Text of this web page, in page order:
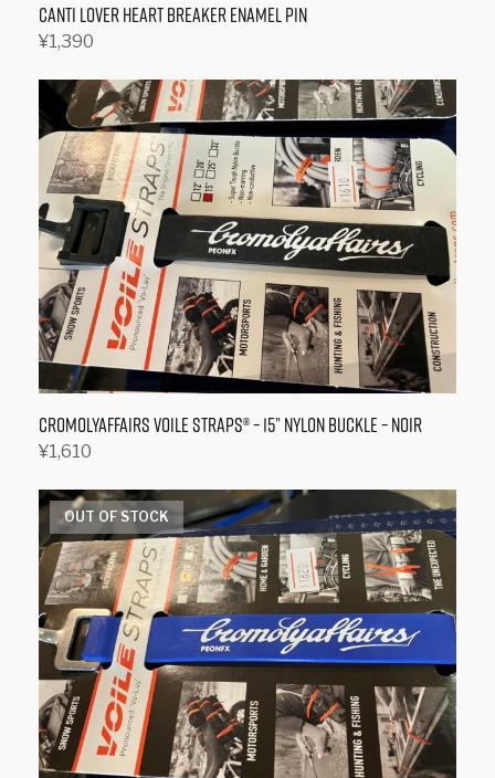
す。
オ
ョ
は
商
品
ペ
ー
ジ
か
択
で
き
ま
す
Canti Lover Heart Breaker Enamel Pin
¥1,390
Cromolyaffairs Voile Straps® – 15” Nylon Buckle – Noir
¥1,610
OUT OF STOCK